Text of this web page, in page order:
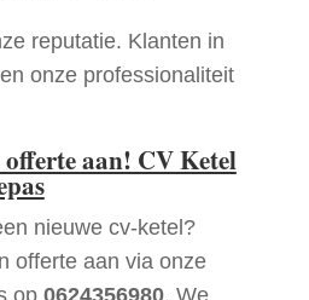
reputatie. Klanten in
onze professionaliteit
aan! CV Ketel
nieuwe cv-ketel?
offerte aan via onze